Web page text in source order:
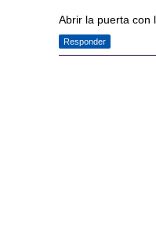
Abrir la puerta con
Responder